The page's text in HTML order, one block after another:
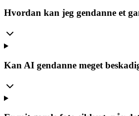
Hvordan kan jeg gendanne et
Kan AI gendanne meget